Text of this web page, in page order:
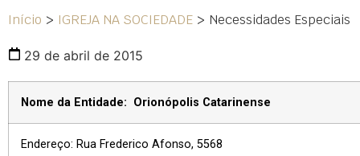
Início > IGREJA NA SOCIEDADE > Necessidades Especiais
29 de abril de 2015
Nome da Entidade: Orionópolis Catarinense
Endereço: Rua Frederico Afonso, 5568